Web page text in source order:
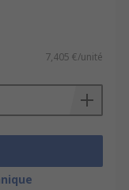
7,405 €/unité